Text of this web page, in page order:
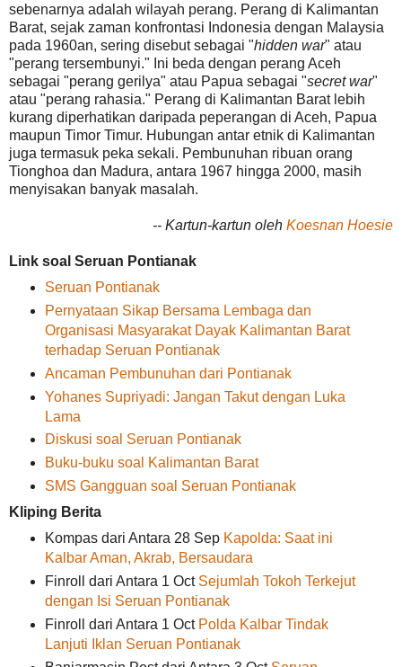
sebenarnya adalah wilayah perang. Perang di Kalimantan
Barat, sejak zaman konfrontasi Indonesia dengan Malaysia
pada 1960an, sering disebut sebagai "hidden war" atau
"perang tersembunyi." Ini beda dengan perang Aceh
sebagai "perang gerilya" atau Papua sebagai "secret war"
atau "perang rahasia." Perang di Kalimantan Barat lebih
kurang diperhatikan daripada peperangan di Aceh, Papua
maupun Timor Timur. Hubungan antar etnik di Kalimantan
juga termasuk peka sekali. Pembunuhan ribuan orang
Tionghoa dan Madura, antara 1967 hingga 2000, masih
menyisakan banyak masalah.
-- Kartun-kartun oleh Koesnan Hoesie
Link soal Seruan Pontianak
Seruan Pontianak
Pernyataan Sikap Bersama Lembaga dan
Organisasi Masyarakat Dayak Kalimantan Barat
terhadap Seruan Pontianak
Ancaman Pembunuhan dari Pontianak
Yohanes Supriyadi: Jangan Takut dengan Luka
Lama
Diskusi soal Seruan Pontianak
Buku-buku soal Kalimantan Barat
SMS Gangguan soal Seruan Pontianak
Kliping Berita
Kompas dari Antara 28 SepKapolda: Saat ini
Kalbar Aman, Akrab, Bersaudara
Finroll dari Antara 1 Oct Sejumlah Tokoh Terkejut
dengan Isi Seruan Pontianak
Finroll dari Antara 1 Oct Polda Kalbar Tindak
Lanjuti Iklan Seruan Pontianak